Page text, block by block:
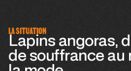
LA SITUATION
Lapins angoras,
de souffrance au